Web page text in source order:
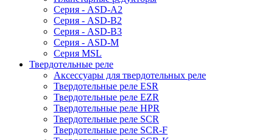
Серия - ASD-A2
Серия - ASD-B2
Серия - ASD-B3
Серия - ASD-M
Серия MSL
Твердотельные реле
Аксессуары для твердотельных реле
Твердотельные реле ESR
Твердотельные реле EZR
Твердотельные реле HPR
Твердотельные реле SCR
Твердотельные реле SCR-F